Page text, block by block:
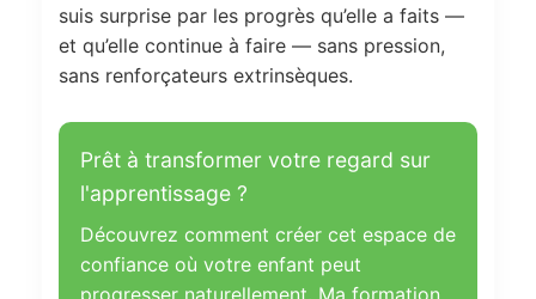
suis surprise par les progrès qu’elle a faits —
et qu’elle continue à faire — sans pression,
sans renforçateurs extrinsèques.
Prêt à transformer votre regard sur
l'apprentissage ?
Découvrez comment créer cet espace de
confiance où votre enfant peut